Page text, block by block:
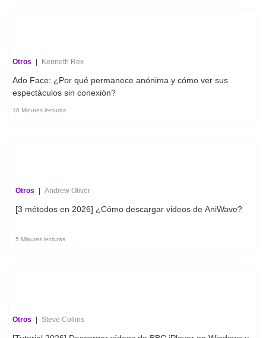
Otros | Kenneth Rex
Ado Face: ¿Por qué permanece anónima y cómo ver sus
espectáculos sin conexión?
10 Minutes lecturas
Otros | Andrew Oliver
[3 métodos en 2026] ¿Cómo descargar videos de AniWave?
5 Minutes lecturas
Otros | Steve Collins